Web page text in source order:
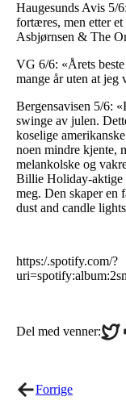
Haugesunds Avis 5/
fortæres, men etter
Asbjørnsen & The
VG 6/6: «Årets
mange år uten at jeg
Bergensavisen 5/6:
swinge av julen.
koselige
noen mindre kjente,
melankolske og
Billie Holiday-aktige
meg. Den skaper en
dust and candle
https:/.spotify.com/?
Del med venner:
on
Forrige